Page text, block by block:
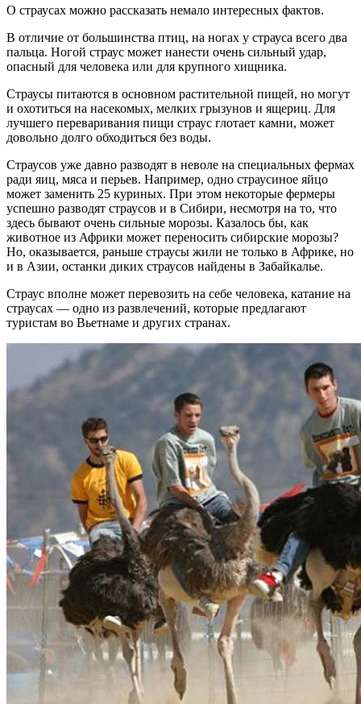
О страусах можно рассказать немало интересных фактов.
В отличие от большинства птиц, на ногах у страуса всего два
пальца. Ногой страус может нанести очень сильный удар,
опасный для человека или для крупного хищника.
Страусы питаются в основном растительной пищей, но могут
и охотиться на насекомых, мелких грызунов и ящериц. Для
лучшего переваривания пищи страус глотает камни, может
довольно долго обходиться без воды.
Страусов уже давно разводят в неволе на специальных фермах
ради яиц, мяса и перьев. Например, одно страусиное яйцо
может заменить 25 куриных. При этом некоторые фермеры
успешно разводят страусов и в Сибири, несмотря на то, что
здесь бывают очень сильные морозы. Казалось бы, как
животное из Африки может переносить сибирские морозы?
Но, оказывается, раньше страусы жили не только в Африке, но
и в Азии, останки диких страусов найдены в Забайкалье.
Страус вполне может перевозить на себе человека, катание на
страусах — одно из развлечений, которые предлагают
туристам во Вьетнаме и других странах.